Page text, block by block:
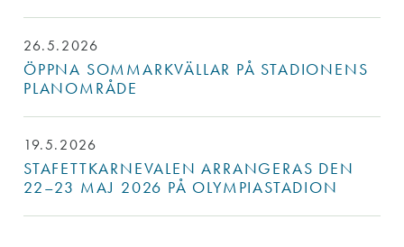
26.5.2026
ÖPPNA SOMMARKVÄLLAR PÅ STADIONENS
PLANOMRÅDE
19.5.2026
STAFETTKARNEVALEN ARRANGERAS DEN
22–23 MAJ 2026 PÅ OLYMPIASTADION